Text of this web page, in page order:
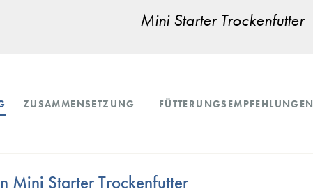
Mini Starter Trockenfutter
FÜTTERUNGSEMPFEHLUNGEN
ZUSAMMENSETZUNG
Mini Starter Trockenfutter